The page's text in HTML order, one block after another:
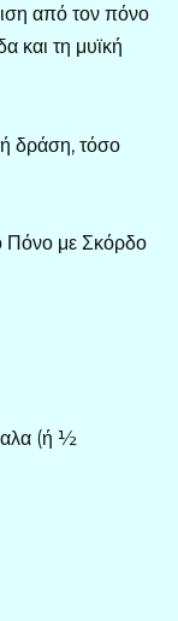
από τον πόνο
και τη μυϊκή
δράση, τόσο
Πόνο με Σκόρδο
(ή ½